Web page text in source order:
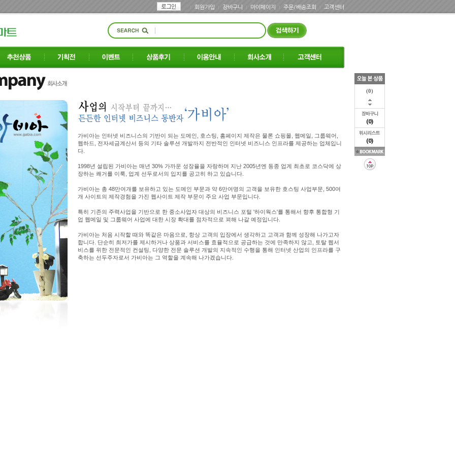
회원가입 장바구니 마이페이지 주문/배송조회 고객센터
(0)
(0)
(0)
가비아는 인터넷 비즈니스의 기반이 되는 도메인, 호스팅, 홈페이지 제작은 물론 쇼핑몰, 웹메일, 그룹웨어,
웹하드, 전자세금계산서 등의 기타 솔루션 개발까지 전반적인 인터넷 비즈니스 인프라를 제공하는 업체입니
다.
1998년 설립된 가비아는 매년 30% 가까운 성장율을 자랑하며 지난 2005년엔 동종 업계 최초로 코스닥에 상
장하는 쾌거를 이룩, 업계 선두로서의 입지를 공고히 하고 있습니다.
가비아는 총 48만여개를 보유하고 있는 도메인 부문과 약 6만여명의 고객을 보유한 호스팅 사업부문, 500여
개 사이트의 제작경험을 가진 웹사이트 제작 부문이 주요 사업 부문입니다.
특히 기존의 주력사업을 기반으로 한 중소사업자 대상의 비즈니스 포털 '하이웍스'를 통해서 향후 통합형 기
업 웹메일 및 그룹웨어 사업에 대한 시장 확대를 점차적으로 꾀해 나갈 예정입니다.
가비아는 처음 시작할 때와 똑같은 마음으로, 항상 고객의 입장에서 생각하고 고객과 함께 성장해 나가고자
합니다. 단순히 최저가를 제시하거나 상품과 서비스를 효율적으로 공급하는 것에 만족하지 않고, 토탈 웹서
비스를 위한 전문적인 컨설팅, 다양한 전문 솔루션 개발의 지속적인 수행을 통해 인터넷 산업의 인프라를 구
축하는 선두주자로서 가비아는 그 역할을 계속해 나가겠습니다.